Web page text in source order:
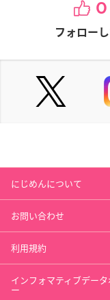
フォロー
にじめんについて
お問い合わせ
利用規約
インフォマティブデー
ー